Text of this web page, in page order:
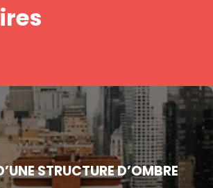
STRUCTURE D’OMBRE